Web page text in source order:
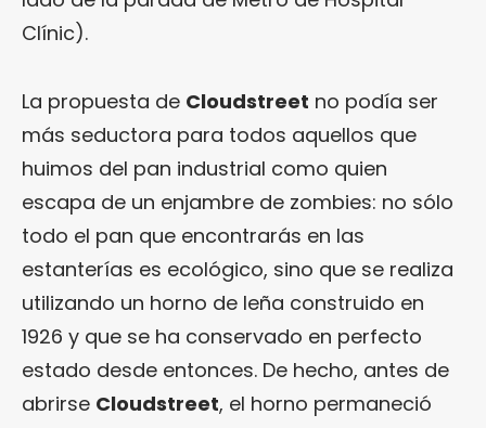
Clínic).
La propuesta de Cloudstreet no podía ser
más seductora para todos aquellos que
huimos del pan industrial como quien
escapa de un enjambre de zombies: no sólo
todo el pan que encontrarás en las
estanterías es ecológico, sino que se realiza
utilizando un horno de leña construido en
1926 y que se ha conservado en perfecto
estado desde entonces. De hecho, antes de
abrirse Cloudstreet, el horno permaneció